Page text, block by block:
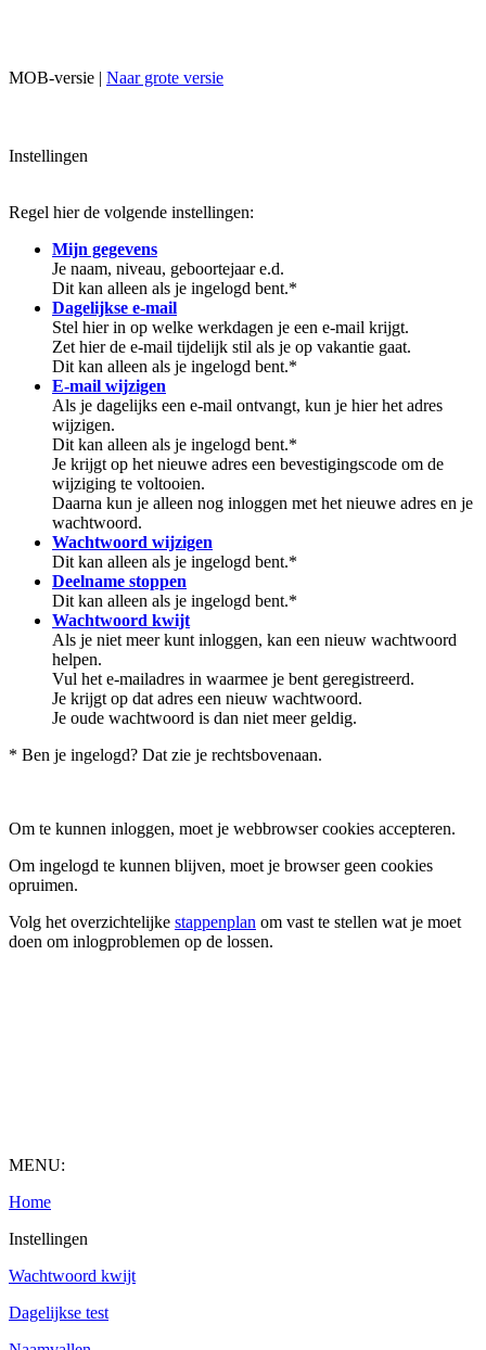
MOB-versie | Naar grote versie
Instellingen
Regel hier de volgende instellingen:
Mijn gegevens
Je naam, niveau, geboortejaar e.d.
Dit kan alleen als je ingelogd bent.*
Dagelijkse e-mail
Stel hier in op welke werkdagen je een e-mail krijgt.
Zet hier de e-mail tijdelijk stil als je op vakantie gaat.
Dit kan alleen als je ingelogd bent.*
E-mail wijzigen
Als je dagelijks een e-mail ontvangt, kun je hier het adres
wijzigen.
Dit kan alleen als je ingelogd bent.*
Je krijgt op het nieuwe adres een bevestigingscode om de
wijziging te voltooien.
Daarna kun je alleen nog inloggen met het nieuwe adres en je
wachtwoord.
Wachtwoord wijzigen
Dit kan alleen als je ingelogd bent.*
Deelname stoppen
Dit kan alleen als je ingelogd bent.*
Wachtwoord kwijt
Als je niet meer kunt inloggen, kan een nieuw wachtwoord
helpen.
Vul het e-mailadres in waarmee je bent geregistreerd.
Je krijgt op dat adres een nieuw wachtwoord.
Je oude wachtwoord is dan niet meer geldig.
* Ben je ingelogd? Dat zie je rechtsbovenaan.
Om te kunnen inloggen, moet je webbrowser cookies accepteren.
Om ingelogd te kunnen blijven, moet je browser geen cookies
opruimen.
Volg het overzichtelijke stappenplan om vast te stellen wat je moet
doen om inlogproblemen op de lossen.
MENU:
Home
Instellingen
Wachtwoord kwijt
Dagelijkse test